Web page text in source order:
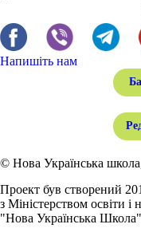
Напишіть нам
© Нова Українська
Проект був створений
з Міністерством освіти
"Нова Українська Школа"